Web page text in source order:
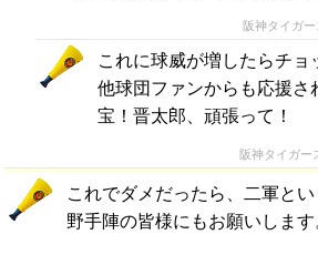
阪神タイガー
これに球威が増したらチョ
他球団ファンからも応援さ
宝！晋太郎、頑張って！
阪神タイガー
これでダメだったら、二軍とい
野手陣の皆様にもお願いします